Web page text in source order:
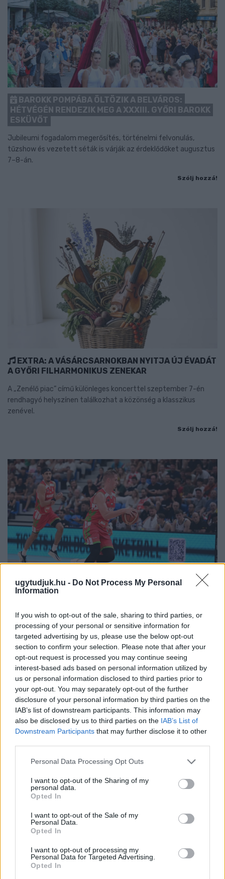
ugytudjuk.hu - Do Not Process My Personal
Information
If you wish to opt-out of the sale, sharing to third parties, or
processing of your personal or sensitive information for
targeted advertising by us, please use the below opt-out
section to confirm your selection. Please note that after your
opt-out request is processed you may continue seeing
interest-based ads based on personal information utilized by
us or personal information disclosed to third parties prior to
your opt-out. You may separately opt-out of the further
disclosure of your personal information by third parties on the
IAB’s list of downstream participants. This information may
also be disclosed by us to third parties on the IAB’s List of
Downstream Participants that may further disclose it to other
Please note that this website/app uses one or more Google
not limited to your visit or usage behaviour. You may click to
grant or deny consent to Google and its third-party tags to
use your data for below specified purposes in below Google
consent section.
Personal Data Processing Opt Outs
I want to opt-out of the Sharing of my
personal data.
Opted In
I want to opt-out of the Sale of my
Personal Data.
Opted In
I want to opt-out of processing my
Personal Data for Targeted Advertising.
Opted In
BAROKK POMPÁBA ÖLTÖZIK A BELVÁROS:
HÉTVÉGÉN RENDEZIK MEG A XXXIII. GYŐRI BAROKK
ESKÜVŐT
Jubileumi fogadalom megerősítés, történelmi felvonulás,
tűzshow és vezetett séták is várják az érdeklődőket augusztus
7–8-án.
Szólj hozzá!
EXTRA: A VÁSÁRCSARNOKBAN NYITJA ÚJ ÉVADÁT
A GYŐRI FILHARMONIKUS ZENEKAR
A „Zenélő piac” című különleges koncerttel szeptember 7-én
rendhagyó helyszínen találkozhat a közönség a klasszikus
zenével.
Szólj hozzá!
PERL, VÁRADI ÉS TANOH DEZ IS OTT VAN A FÉRFI
KOSÁRLABDA-VÁLOGATOTT SZŰKÍTETT
KERETÉBEN
Észtország, Szlovénia és Svédország következik.
Szólj hozzá!
MAGYAR PÉTER: 868 MILLIÁRD FORINTOS
BERUHÁZÁSI CSOMAGGAL ERŐSÍTIK
MAGYARORSZÁG ENERGIAELLÁTÁSÁT, MIKÖZBEN